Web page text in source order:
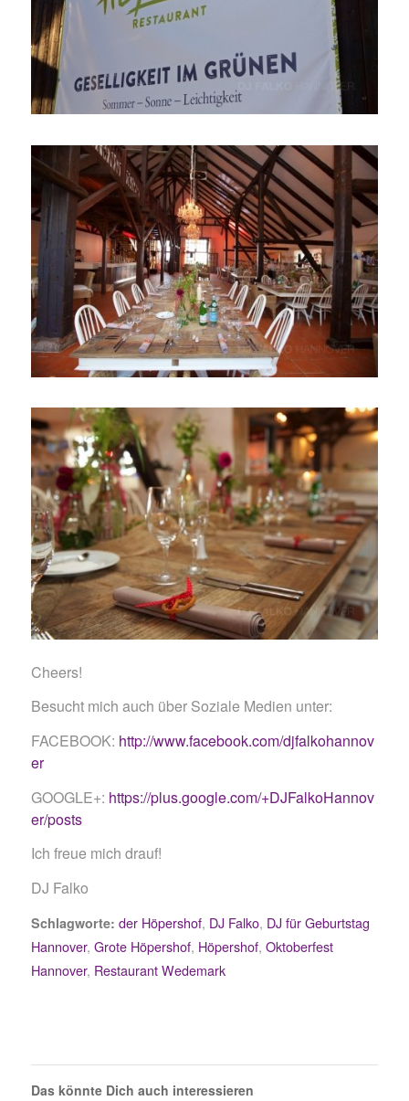
Cheers!
Besucht mich auch über Soziale Medien unter:
FACEBOOK: http://www.facebook.com/djfalkohannov
er
GOOGLE+: https://plus.google.com/+DJFalkoHannov
er/posts
Ich freue mich drauf!
DJ Falko
Schlagworte: der Höpershof, DJ Falko, DJ für Geburtstag
Hannover, Grote Höpershof, Höpershof, Oktoberfest
Hannover, Restaurant Wedemark
Das könnte Dich auch interessieren